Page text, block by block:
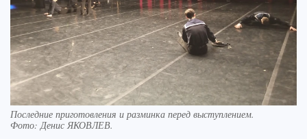
Последние приготовления и разминка перед выступлением.
Фото:Денис ЯКОВЛЕВ.